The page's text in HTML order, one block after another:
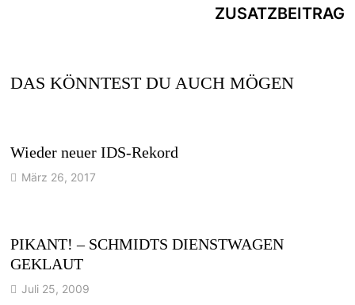
ZUSATZBEITRAG
DAS KÖNNTEST DU AUCH MÖGEN
Wieder neuer IDS-Rekord
März 26, 2017
PIKANT! – SCHMIDTS DIENSTWAGEN
GEKLAUT
Juli 25, 2009